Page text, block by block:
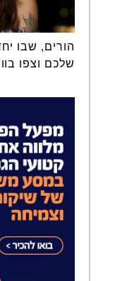
הורים, שבו
שלכם וצפו